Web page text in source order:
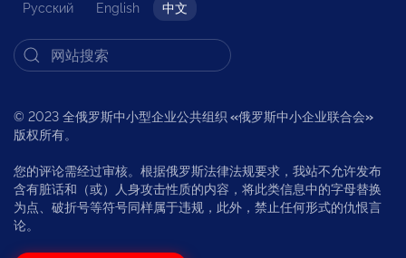
Русский English 中文
© 2023 全俄罗斯中小型企业公共组织 «俄罗斯中小企业联合会»
版权所有。
您的评论需经过审核。根据俄罗斯法律法规要求，我站不允许发布
含有脏话和（或）人身攻击性质的内容，将此类信息中的字母替换
为点、破折号等符号同样属于违规，此外，禁止任何形式的仇恨言
论。